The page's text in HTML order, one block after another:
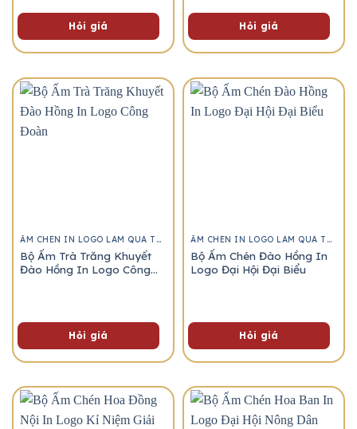
Hỏi giá Hỏi giá
ẤM CHÉN IN LOGO LÀM QUÀ TẶNG
Bộ Ấm Trà Trăng Khuyết
Đào Hồng In Logo Công
Hỏi giá
ẤM CHÉN IN LOGO LÀM QUÀ TẶNG
Bộ Ấm Chén Đào Hồng In
Logo Đại Hội Đại Biểu
Hỏi giá